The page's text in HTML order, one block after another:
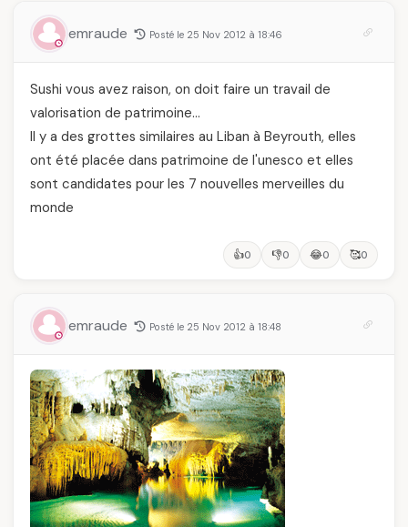
emraude Posté le 25 Nov 2012 à 18:46
Sushi vous avez raison, on doit faire un travail de
valorisation de patrimoine…
Il y a des grottes similaires au Liban à Beyrouth, elles
ont été placée dans patrimoine de l'unesco et elles
sont candidates pour les 7 nouvelles merveilles du
monde
👍0 👎0 😂0 🥰0
emraude Posté le 25 Nov 2012 à 18:48